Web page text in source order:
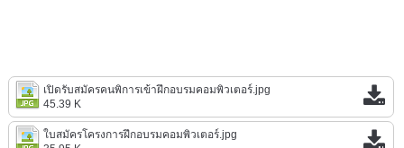
เปิดรับสมัครคนพิการเข้าฝึกอบรมคอมพิวเตอร์.jpg
45.39 K
ใบสมัครโครงการฝึกอบรมคอมพิวเตอร์.jpg